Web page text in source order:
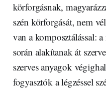
körforgásnak,
szén körforgását, nem
van a komposztálással:
során alakítanak át
szerves anyagok
fogyasztók a légzéssel